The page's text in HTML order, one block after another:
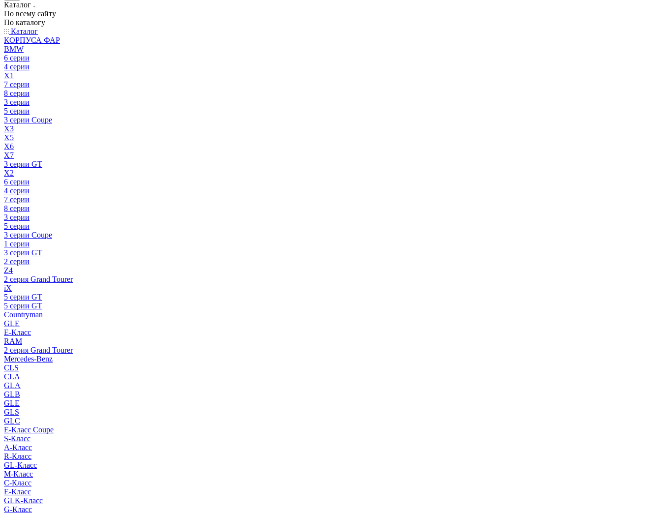
Каталог
По всему сайту
По каталогу
Каталог
КОРПУСА ФАР
BMW
6 серии
4 серии
X1
7 серии
8 серии
3 серии
5 серии
3 серии Coupe
X3
X5
X6
X7
3 серии GT
X2
6 серии
4 серии
7 серии
8 серии
3 серии
5 серии
3 серии Coupe
1 серии
3 серии GT
2 серии
Z4
2 серия Grand Tourer
iX
5 серии GT
5 серии GT
Countryman
GLE
E-Класс
RAM
2 серия Grand Tourer
Mercedes-Benz
CLS
CLA
GLA
GLB
GLE
GLS
GLC
E-Класс Coupe
S-Класс
A-Класс
R-Класс
GL-Класс
M-Класс
C-Класс
E-Класс
GLK-Класс
G-Класс